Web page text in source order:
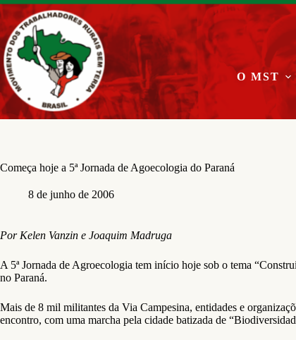
Pular
para
o
conteúdo
O MST
Começa hoje a 5ª Jornada de Agoecologia do Paraná
8 de junho de 2006
Por Kelen Vanzin e Joaquim Madruga
A 5ª Jornada de Agroecologia tem início hoje sob o tema
no Paraná.
Mais de 8 mil militantes da Via Campesina, entidades e
encontro, com uma marcha pela cidade batizada de